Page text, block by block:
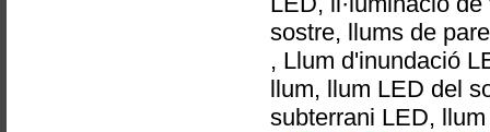
sostre, llums de
, Llum d'inundació
llum, llum LED del
subterrani LED,